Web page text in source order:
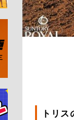
トリ